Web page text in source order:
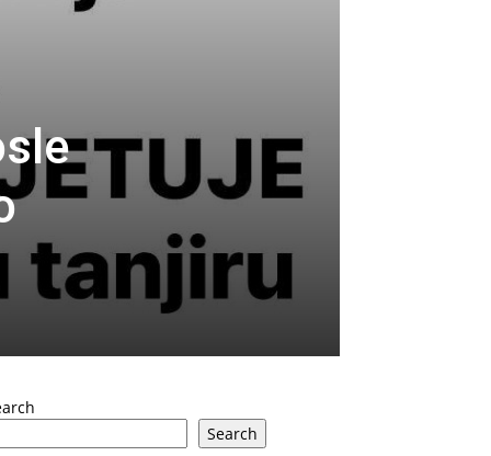
Search